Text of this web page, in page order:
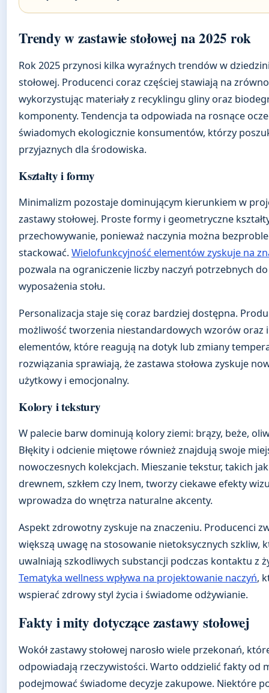
Trendy w zastawie stołowej na 2025 rok
Rok 2025 przynosi kilka wyraźnych trendów w
stołowej. Producenci coraz częściej stawiają na
wykorzystując materiały z recyklingu gliny oraz
komponenty. Tendencja ta odpowiada na rosnące
świadomych ekologicznie konsumentów, którzy
przyjaznych dla środowiska.
Kształty i formy
Minimalizm pozostaje dominującym kierunkiem w
zastawy stołowej. Proste formy i geometryczne
przechowywanie, ponieważ naczynia można
stackować.Wielofunkcyjność elementów zyskuje na
pozwala na ograniczenie liczby naczyń potrzebnych do
wyposażenia stołu.
Personalizacja staje się coraz bardziej dostępna.
możliwość tworzenia niestandardowych wzorów oraz
elementów, które reagują na dotyk lub zmiany
rozwiązania sprawiają, że zastawa stołowa zyskuje
użytkowy i emocjonalny.
Kolory i tekstury
W palecie barw dominują kolory ziemi: brązy, beże,
Błękity i odcienie miętowe również znajdują swoje
nowoczesnych kolekcjach. Mieszanie tekstur, takich
drewnem, szkłem czy lnem, tworzy ciekawe efekty
wprowadza do wnętrza naturalne akcenty.
Aspekt zdrowotny zyskuje na znaczeniu. Producenci
większą uwagę na stosowanie nietoksycznych szkliw,
uwalniają szkodliwych substancji podczas kontaktu z
Tematyka wellness wpływa na projektowanie naczyń,
wspierać zdrowy styl życia i świadome odżywianie.
Fakty i mity dotyczące zastawy stołowej
Wokół zastawy stołowej narosło wiele przekonań,
odpowiadają rzeczywistości. Warto oddzielić fakty od
podejmować świadome decyzje zakupowe. Niektóre